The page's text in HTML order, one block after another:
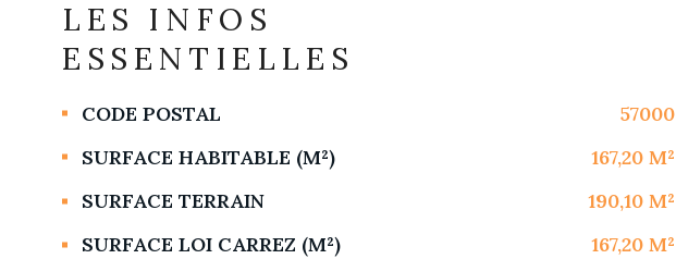
LES INFOS
ESSENTIELLES
Caractérisque Valeurs
CODE POSTAL
57000
SURFACE HABITABLE (M²)
167,20 M²
SURFACE TERRAIN
190,10 M²
SURFACE LOI CARREZ (M²)
167,20 M²